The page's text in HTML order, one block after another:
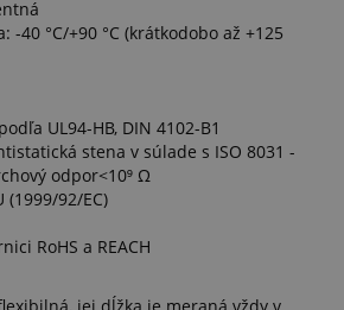
-40 °C/+90 °C (krátkodobo až +125
UL94-HB, DIN 4102-B1
stena v súlade s ISO 8031 -
odpor<10⁹ Ω
(1999/92/EC)
RoHS a REACH